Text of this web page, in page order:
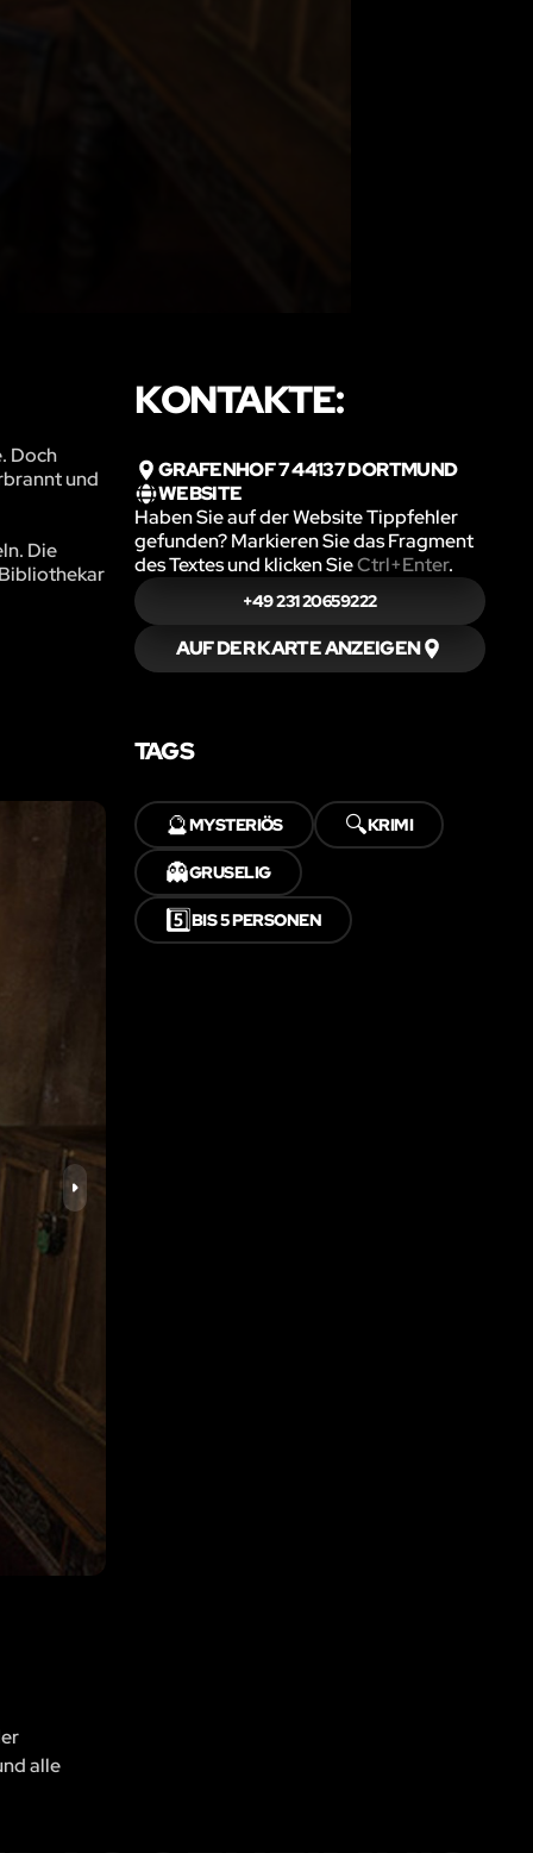
Doch
und
Die
alle
KONTAKTE:
GRAFENHOF 7 44137 DORTMUND
WEBSITE
Haben Sie auf der Website Tippfehler
gefunden? Markieren Sie das Fragment
des Textes und klicken SieCtrl+Enter.
+49 231 20659222
AUF DER KARTE ANZEIGEN
TAGS
🔮MYSTERIÖS 🔍KRIMI
👻GRUSELIG
5️⃣BIS 5 PERSONEN